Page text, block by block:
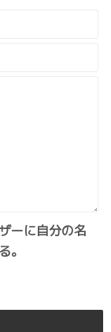
ーに自分の名
。